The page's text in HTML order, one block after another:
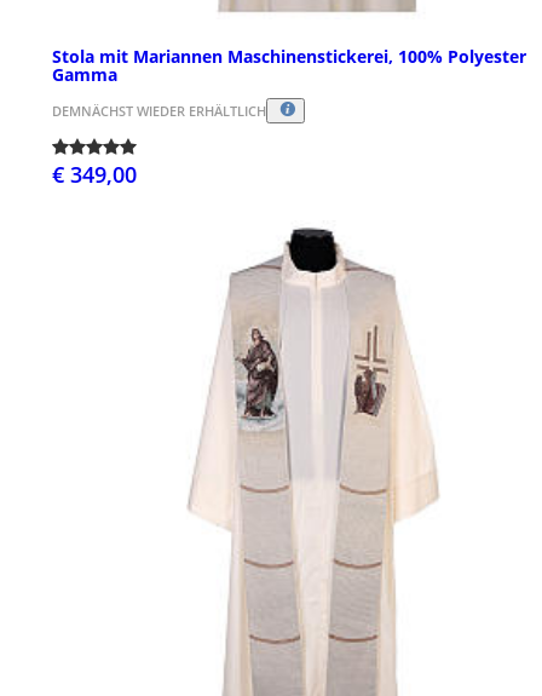
Stola mit Mariannen Maschinenstickerei, 100% Polyester
Gamma
DEMNÄCHST WIEDER ERHÄLTLICH
€ 349,00